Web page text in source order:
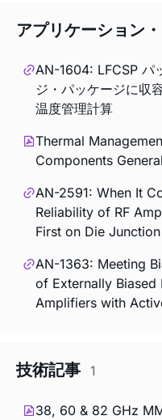
アプリケーション
AN-1604: LFCSP パ
ジ・パッケージに収
温度管理計算
Thermal
Components
AN-2591: When It
Reliability of RF
First on Die
AN-1363: Meeting
of Externally Biased
Amplifiers with
技術記事 1
38, 60 & 82 GHz